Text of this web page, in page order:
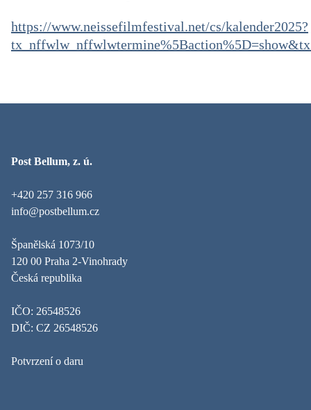
https://www.neissefilmfestival.net/cs/kalender2025?
Post Bellum, z. ú.
+420 257 316 966
info@postbellum.cz
Španělská 1073/10
120 00 Praha 2-Vinohrady
Česká republika
IČO: 26548526
DIČ: CZ 26548526
Potvrzení o daru